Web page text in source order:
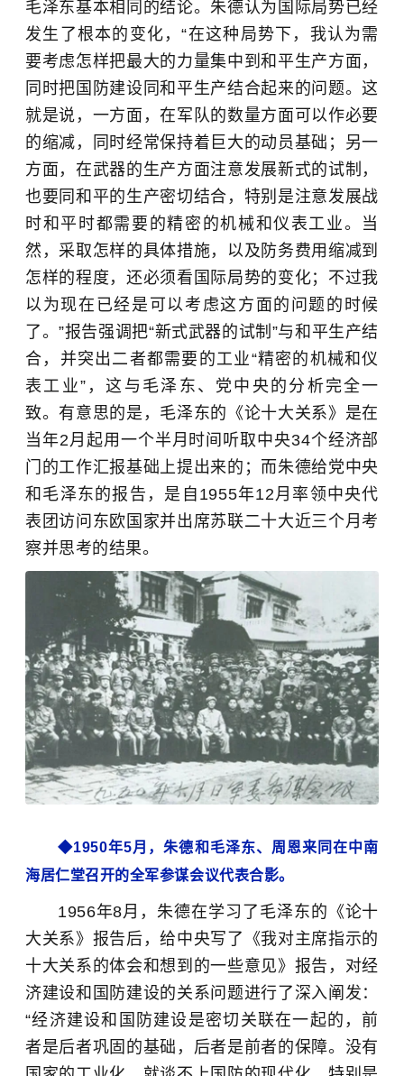
毛泽东基本相同的结论。朱德认为国际局势已经
发生了根本的变化，“在这种局势下，我认为需
要考虑怎样把最大的力量集中到和平生产方面，
同时把国防建设同和平生产结合起来的问题。这
就是说，一方面，在军队的数量方面可以作必要
的缩减，同时经常保持着巨大的动员基础；另一
方面，在武器的生产方面注意发展新式的试制，
也要同和平的生产密切结合，特别是注意发展战
时和平时都需要的精密的机械和仪表工业。当
然，采取怎样的具体措施，以及防务费用缩减到
怎样的程度，还必须看国际局势的变化；不过我
以为现在已经是可以考虑这方面的问题的时候
了。”报告强调把“新式武器的试制”与和平生产结
合，并突出二者都需要的工业“精密的机械和仪
表工业”，这与毛泽东、党中央的分析完全一
致。有意思的是，毛泽东的《论十大关系》是在
当年2月起用一个半月时间听取中央34个经济部
门的工作汇报基础上提出来的；而朱德给党中央
和毛泽东的报告，是自1955年12月率领中央代
表团访问东欧国家并出席苏联二十大近三个月考
察并思考的结果。
◆1950年5月， 朱德和毛泽东、周恩来同在中南
海居仁堂召开的全军参谋会议代表合影。
1956年8月，朱德在学习了毛泽东的《论十
大关系》报告后，给中央写了《我对主席指示的
十大关系的体会和想到的一些意见》报告，对经
济建设和国防建设的关系问题进行了深入阐发：
“经济建设和国防建设是密切关联在一起的，前
者是后者巩固的基础，后者是前者的保障。没有